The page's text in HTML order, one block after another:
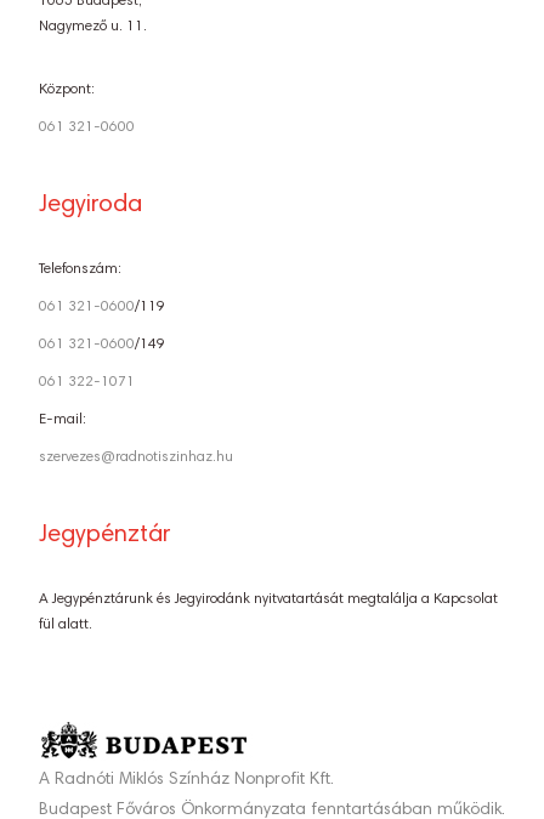
Nagymező u. 11.
Központ:
061 321-0600
Jegyiroda
Telefonszám:
061 321-0600/119
061 321-0600/149
061 322-1071
E-mail:
szervezes@radnotiszinhaz.hu
Jegypénztár
A Jegypénztárunk és Jegyirodánk nyitvatartását megtalálja a Kapcsolat
fül alatt.
A Radnóti Miklós Színház Nonprofit Kft.
Budapest Főváros Önkormányzata fenntartásában működik.